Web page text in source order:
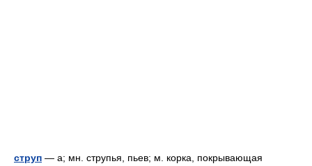
струп — а; мн. струпья, пьев; м. корка, покрывающая